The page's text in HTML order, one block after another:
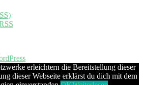
)
erleichtern die Bereitstellung dieser
dieser Webseite erklärst du dich mit dem